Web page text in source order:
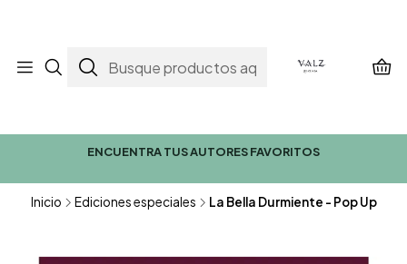
ENCUENTRA TUS AUTORES FAVORITOS
Inicio Ediciones especiales La Bella Durmiente - Pop Up